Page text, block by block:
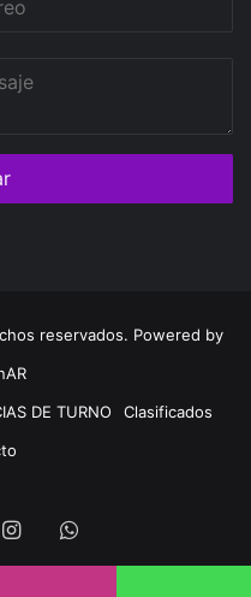
reservados. Powered by
DE TURNO
Clasificados
InstagramWhatsapp